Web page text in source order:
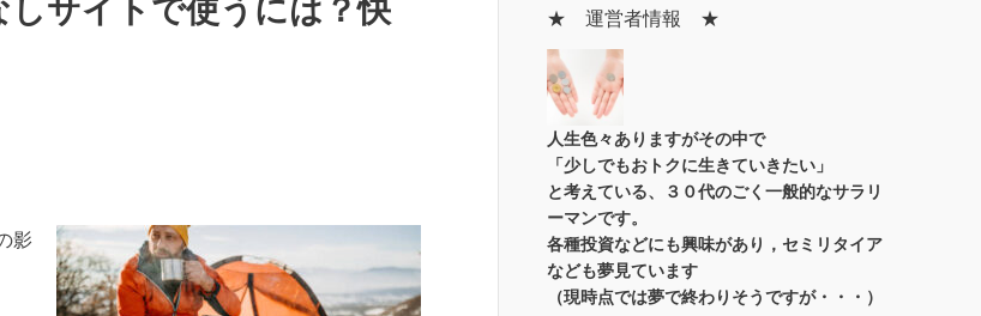
サイトで使うには？快
影
★ 運営者情報 ★
人生色々ありますがその中で
「少しでもおトクに生きていきたい」
と考えている、３０代のごく一般的なサラリ
ーマンです。
各種投資などにも興味があり，セミリタイア
なども夢見ています
（現時点では夢で終わりそうですが・・・）